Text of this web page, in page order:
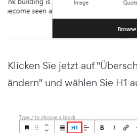
Klicken Sie jetzt auf
ändern" und wählen Sie H1